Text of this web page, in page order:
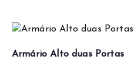
Armário Alto duas Portas